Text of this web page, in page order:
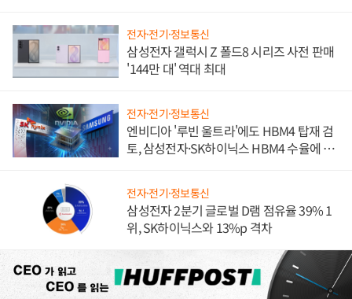
전자·전기·정보통신
삼성전자 갤럭시 Z 폴드8 시리즈 사전 판매
'144만 대' 역대 최대
전자·전기·정보통신
엔비디아 '루빈 울트라'에도 HBM4 탑재 검
토, 삼성전자·SK하이닉스 HBM4 수율에 주
전자·전기·정보통신
삼성전자 2분기 글로벌 D램 점유율 39% 1
위, SK하이닉스와 13%p 격차